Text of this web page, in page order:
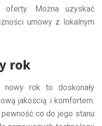
Można uzyskać
umowy z lokalnym
rok
nowy rok to doskonały
jakością i komfortem.
co do jego stanu